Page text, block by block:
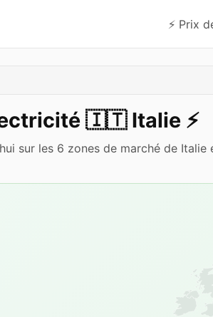
⚡️ Prix
🇮🇹 Italie ⚡️
sur les 6 zones de marché de